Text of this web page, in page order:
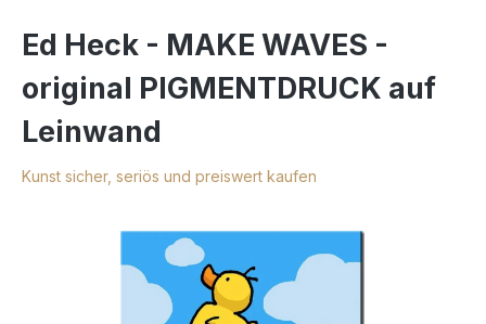
Ed Heck - MAKE WAVES -
original PIGMENTDRUCK auf
Leinwand
Kunst sicher, seriös und preiswert kaufen